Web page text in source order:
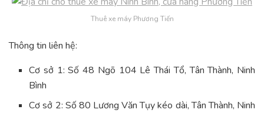
Thuê xe máy Phương Tiến
Thông tin liên hệ:
Cơ sở 1: Số 48 Ngõ 104 Lê Thái Tổ, Tân Thành, Ninh
Bình
Cơ sở 2: Số 80 Lương Văn Tụy kéo dài, Tân Thành, Ninh